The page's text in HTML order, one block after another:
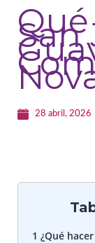
San
28 abril, 2026
1 ¿Qué